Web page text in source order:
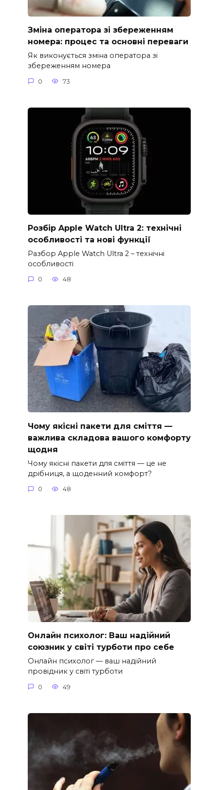
Зміна оператора зі збереженням
номера: процес та основні переваги
Як виконується зміна оператора зі
збереженням номера
0 73
Розбір Apple Watch Ultra 2: технічні
особливості та нові функції
Разбор Apple Watch Ultra 2 – технічні
особливості
0 48
Чому якісні пакети для сміття —
важлива складова вашого комфорту
щодня
Чому якісні пакети для сміття — це не
дрібниця, а щоденний комфорт?
0 48
Онлайн психолог: Ваш надійний
союзник у світі турботи про себе
Онлайн психолог — ваш надійний
провідник у світі турботи
0 49